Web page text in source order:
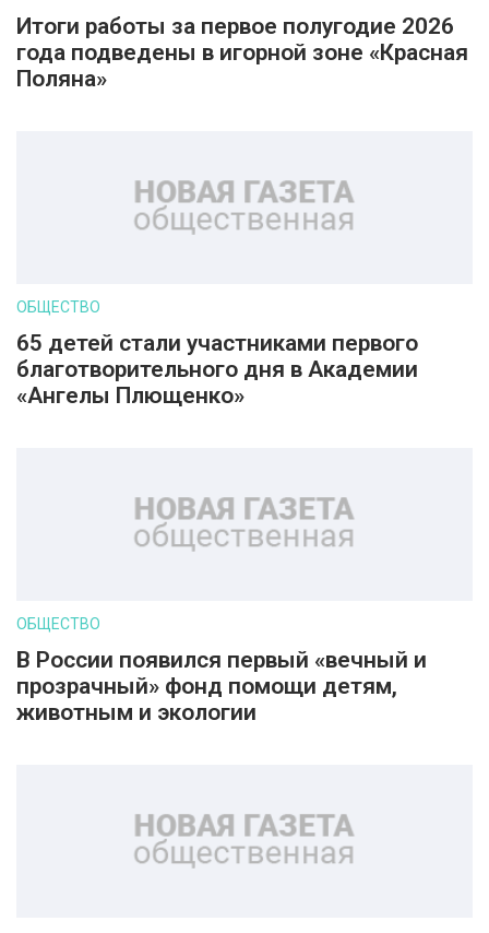
Итоги работы за первое полугодие 2026
года подведены в игорной зоне «Красная
Поляна»
ОБЩЕСТВО
65 детей стали участниками первого
благотворительного дня в Академии
«Ангелы Плющенко»
ОБЩЕСТВО
В России появился первый «вечный и
прозрачный» фонд помощи детям,
животным и экологии